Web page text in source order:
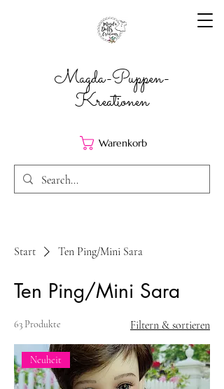
Magda-Puppen-
Kreationen
Warenkorb
Start Ten Ping/Mini Sara
Ten Ping/Mini Sara
63 Produkte Filtern & sortieren
Neuheit